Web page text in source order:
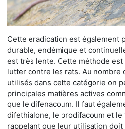
Cette éradication est également
durable, endémique et
est très lente. Cette méthode
lutter contre les rats. Au nombre
utilisés dans cette catégorie on
principales matières actives
que le difenacoum. Il faut
difethialone, le brodifacoum et le
rappelant que leur utilisation doit